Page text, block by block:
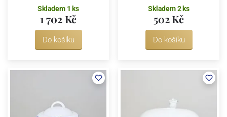
Skladem 1 ks
1 702 Kč
Do košíku
Skladem 2 ks
502 Kč
Do košíku